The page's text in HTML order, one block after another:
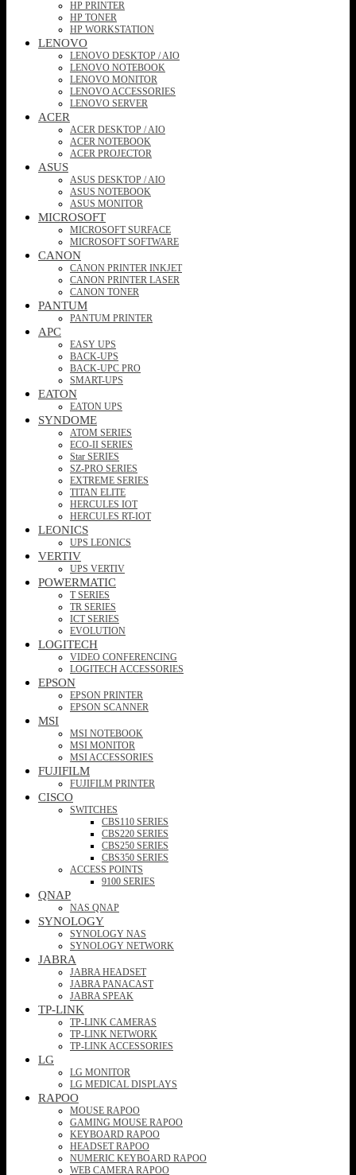
HP PRINTER
HP TONER
HP WORKSTATION
LENOVO
LENOVO DESKTOP / AIO
LENOVO NOTEBOOK
LENOVO MONITOR
LENOVO ACCESSORIES
LENOVO SERVER
ACER
ACER DESKTOP / AIO
ACER NOTEBOOK
ACER PROJECTOR
ASUS
ASUS DESKTOP / AIO
ASUS NOTEBOOK
ASUS MONITOR
MICROSOFT
MICROSOFT SURFACE
MICROSOFT SOFTWARE
CANON
CANON PRINTER INKJET
CANON PRINTER LASER
CANON TONER
PANTUM
PANTUM PRINTER
APC
EASY UPS
BACK-UPS
BACK-UPC PRO
SMART-UPS
EATON
EATON UPS
SYNDOME
ATOM SERIES
ECO-II SERIES
Star SERIES
SZ-PRO SERIES
EXTREME SERIES
TITAN ELITE
HERCULES IOT
HERCULES RT-IOT
LEONICS
UPS LEONICS
VERTIV
UPS VERTIV
POWERMATIC
T SERIES
TR SERIES
ICT SERIES
EVOLUTION
LOGITECH
VIDEO CONFERENCING
LOGITECH ACCESSORIES
EPSON
EPSON PRINTER
EPSON SCANNER
MSI
MSI NOTEBOOK
MSI MONITOR
MSI ACCESSORIES
FUJIFILM
FUJIFILM PRINTER
CISCO
SWITCHES
CBS110 SERIES
CBS220 SERIES
CBS250 SERIES
CBS350 SERIES
ACCESS POINTS
9100 SERIES
QNAP
NAS QNAP
SYNOLOGY
SYNOLOGY NAS
SYNOLOGY NETWORK
JABRA
JABRA HEADSET
JABRA PANACAST
JABRA SPEAK
TP-LINK
TP-LINK CAMERAS
TP-LINK NETWORK
TP-LINK ACCESSORIES
LG
LG MONITOR
LG MEDICAL DISPLAYS
RAPOO
MOUSE RAPOO
GAMING MOUSE RAPOO
KEYBOARD RAPOO
HEADSET RAPOO
NUMERIC KEYBOARD RAPOO
WEB CAMERA RAPOO